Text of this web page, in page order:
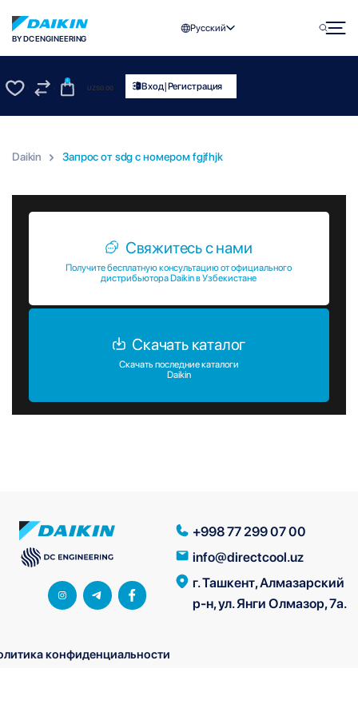
BY DC ENGINEERING
Русский
0
UZS0.00 Вход|Регистрация
Daikin Запрос от sdg c номером fgjfhjk
Свяжитесь с нами
Получите бесплатную консультацию от официального
дистрибьютора Daikin в Узбекистане
Скачать каталог
Скачать последние каталоги
Daikin
+998 77 299 07 00
info@directcool.uz
г. Ташкент, Алмазарский
р-н, ул. Янги Олмазор, 7а.
конфиденциальности